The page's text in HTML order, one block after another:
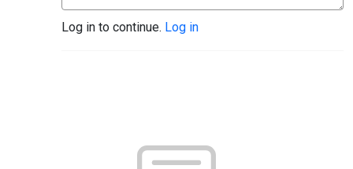
Log in to continue. Log in